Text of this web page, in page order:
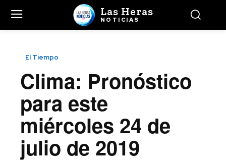
Las Heras
NOTICIAS
El Tiempo
Clima: Pronóstico
para este
miércoles 24 de
julio de 2019